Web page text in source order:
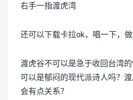
右手一指渡虎湾
还可以下载卡拉ok，唱一下，做
渡虎谷不可以是急于收回台湾
可以是郁闷的现代派诗人吗？
会有点关系？